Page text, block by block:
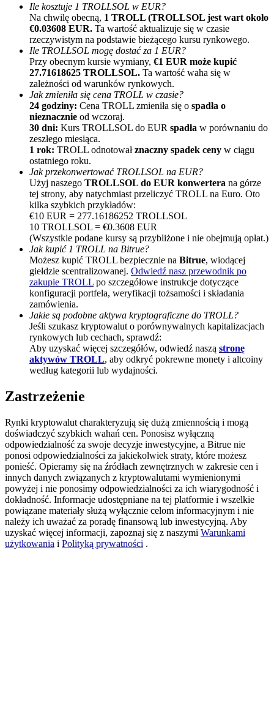
Polecaj
Zaproś przyjaciela, aby otrzymać nagrody pieniężne
BTC Welcome Rewards
BTC Welcome Rewards
Deposit & Trade BTC to Share 25000 USDT prize pool!
Deposit CASHCAT & Win
Exclusive for BitMart Users
Register & Trade to Win 500,000 USDT
Precious Metals Trading Carnival
Trade Gold & Silver · 33,333 USDT Bonus
Ile kosztuje 1 TROLLSOL w EUR?
Na chwilę obecną, 1 TROLL (TROLLSOL jest wart około
€0.03608 EUR. Ta wartość aktualizuje się w czasie
rzeczywistym na podstawie bieżącego kursu rynkowego.
Ile TROLLSOL mogę dostać za 1 EUR?
Przy obecnym kursie wymiany, €1 EUR może kupić
27.71618625 TROLLSOL. Ta wartość waha się w
zależności od warunków rynkowych.
Jak zmieniła się cena TROLL w czasie?
24 godziny: Cena TROLL zmieniła się o spadła o
nieznacznie od wczoraj.
30 dni: Kurs TROLLSOL do EUR spadła w porównaniu do
zeszłego miesiąca.
1 rok: TROLL odnotowałznaczny spadek ceny w ciągu
ostatniego roku.
Jak przekonwertować TROLLSOL na EUR?
Użyj naszego TROLLSOL do EUR konwertera na górze
tej strony, aby natychmiast przeliczyć TROLL na Euro. Oto
kilka szybkich przykładów:
€10 EUR = 277.16186252 TROLLSOL
10 TROLLSOL = €0.3608 EUR
(Wszystkie podane kursy są przybliżone i nie obejmują opłat.)
Jak kupić 1 TROLL na Bitrue?
Możesz kupić TROLL bezpiecznie na Bitrue, wiodącej
giełdzie scentralizowanej. Odwiedź nasz przewodnik po
zakupie TROLL po szczegółowe instrukcje dotyczące
konfiguracji portfela, weryfikacji tożsamości i składania
zamówienia.
Jakie są podobne aktywa kryptograficzne do TROLL?
Jeśli szukasz kryptowalut o porównywalnych kapitalizacjach
rynkowych lub cechach, sprawdź:
Aby uzyskać więcej szczegółów, odwiedź naszą stronę
aktywów TROLL, aby odkryć pokrewne monety i altcoiny
według kategorii lub wydajności.
Zastrzeżenie
Rynki kryptowalut charakteryzują się dużą zmiennością i mogą
doświadczyć szybkich wahań cen. Ponosisz wyłączną
odpowiedzialność za swoje decyzje inwestycyjne, a Bitrue nie
ponosi odpowiedzialności za jakiekolwiek straty, które możesz
ponieść. Opieramy się na źródłach zewnętrznych w zakresie cen i
innych danych związanych z kryptowalutami wymienionymi
powyżej i nie ponosimy odpowiedzialności za ich wiarygodność i
dokładność. Informacje udostępniane na tej platformie i wszelkie
powiązane materiały służą wyłącznie celom informacyjnym i nie
należy ich uważać za poradę finansową lub inwestycyjną. Aby
uzyskać więcej informacji, zapoznaj się z naszymi Warunkami
użytkowania i Polityką prywatności .